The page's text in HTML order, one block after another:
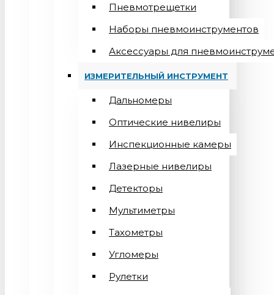
Пневмотрещетки
Наборы пневмоинструментов
Аксессуары для
ИЗМЕРИТЕЛЬНЫЙ ИНСТРУМЕНТ
Дальномеры
Оптические нивелиры
Инспекционные камеры
Лазерные нивелиры
Детекторы
Мультиметры
Тахометры
Угломеры
Рулетки